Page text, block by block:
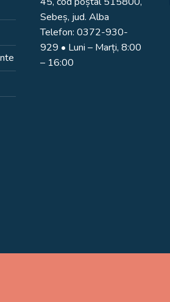
Sebeș, jud. Alba
Telefon:0372-930-
929 • Luni – Marți, 8:00
– 16:00